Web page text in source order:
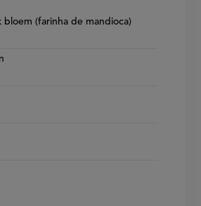
bloem (farinha de mandioca)